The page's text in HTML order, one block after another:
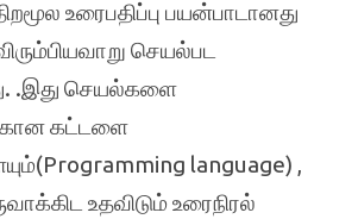
உரைபதிப்பு பயன்பாடானது
செயல்பட
.இது செயல்களை
கட்டளை
language) ,
உதவிடும் உரைநிரல்